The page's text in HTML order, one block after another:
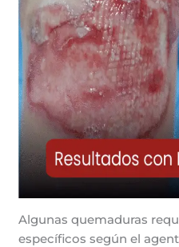
Algunas quemaduras
específicos según el